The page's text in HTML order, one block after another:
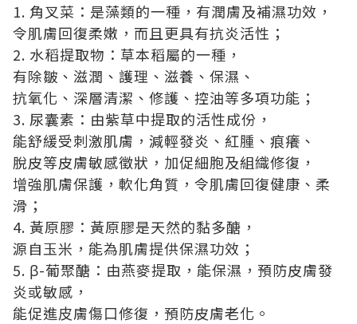
1. 角叉菜：是藻類的⼀種，有潤膚及補濕功效，
令肌膚回復柔嫩，而且更具有抗炎活性；
2. 水稻提取物：草本稻屬的⼀種，
有除皺、滋潤、護理、滋養、保濕、
抗氧化、深層清潔、修護、控油等多項功能；
3. 尿囊素：由紫草中提取的活性成份，
能舒緩受刺激肌膚，減輕發炎、紅腫、痕癢、
脫皮等皮膚敏感徵狀，加促細胞及組織修復，
增強肌膚保護，軟化角質，令肌膚回復健康、柔
滑；
4. 黃原膠：黃原膠是天然的黏多醣，
源自玉米，能為肌膚提供保濕功效；
5. β-葡聚醣：由燕麥提取，能保濕，預防皮膚發
炎或敏感，
能促進⽪膚傷⼝修復，預防皮膚老化。